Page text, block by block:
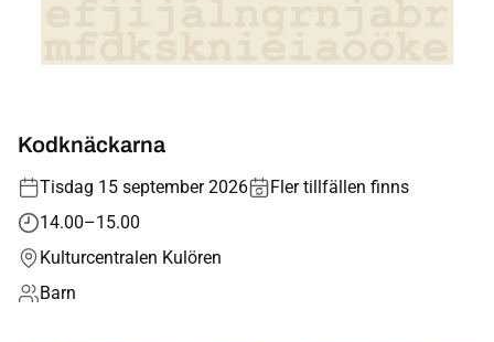
Kodknäckarna
Tisdag 15 september 2026
Fler tillfällen finns
14.00–15.00
Kulturcentralen Kulören
Barn